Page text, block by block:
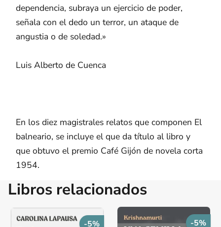
dependencia, subraya un ejercicio de poder,
señala con el dedo un terror, un ataque de
angustia o de soledad.»
Luis Alberto de Cuenca
En los diez magistrales relatos que componen El
balneario, se incluye el que da título al libro y
que obtuvo el premio Café Gijón de novela corta
1954.
Libros relacionados
-5% -5%